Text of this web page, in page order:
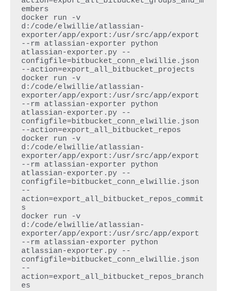
embers
docker run -v
d:/code/elwillie/atlassian-
exporter/app/export:/usr/src/app/export
--rm atlassian-exporter python
atlassian-exporter.py --
configfile=bitbucket_conn_elwillie.json
--action=export_all_bitbucket_projects
docker run -v
d:/code/elwillie/atlassian-
exporter/app/export:/usr/src/app/export
--rm atlassian-exporter python
atlassian-exporter.py --
configfile=bitbucket_conn_elwillie.json
--action=export_all_bitbucket_repos
docker run -v
d:/code/elwillie/atlassian-
exporter/app/export:/usr/src/app/export
--rm atlassian-exporter python
atlassian-exporter.py --
configfile=bitbucket_conn_elwillie.json
--
action=export_all_bitbucket_repos_commit
s
docker run -v
d:/code/elwillie/atlassian-
exporter/app/export:/usr/src/app/export
--rm atlassian-exporter python
atlassian-exporter.py --
configfile=bitbucket_conn_elwillie.json
--
action=export_all_bitbucket_repos_branch
es